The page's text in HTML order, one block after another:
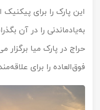
این پارک را برای
به‌یادماندنی را در آن
حراج در پارک میا
فوق‌العاده را برای